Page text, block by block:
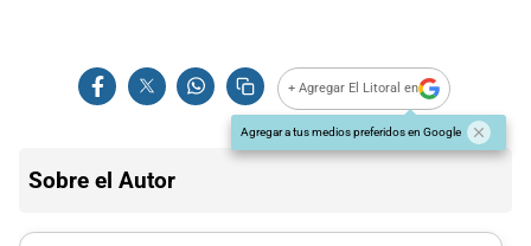
+ Agregar El Litoral en
Agregar a tus medios preferidos en Google
Sobre el Autor